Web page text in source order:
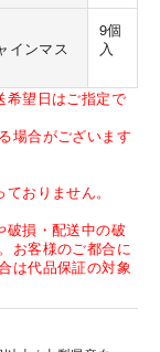
インマス
9個
入
希望日はご指定で
場合がございます
おりません。
破損・配送中の破
お客様のご都合に
は代品保証の対象